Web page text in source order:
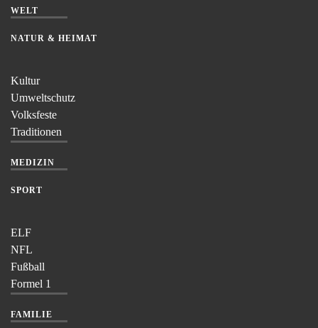
WELT
NATUR & HEIMAT
Kultur
Umweltschutz
Volksfeste
Traditionen
MEDIZIN
SPORT
ELF
NFL
Fußball
Formel 1
FAMILIE